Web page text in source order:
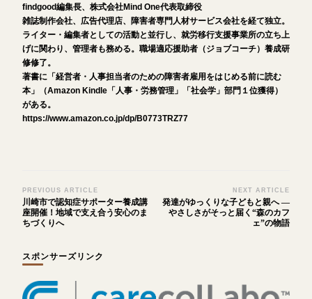
findgood編集長、株式会社Mind One代表取締役
雑誌制作会社、広告代理店、障害者専門人材サービス会社を経て独立。
ライター・編集者としての活動と並行し、就労移行支援事業所の立ち上
げに関わり、管理者も務める。職場適応援助者（ジョブコーチ）養成研
修修了。
著書に「経営者・人事担当者のための障害者雇用をはじめる前に読む
本」（Amazon Kindle「人事・労務管理」「社会学」部門１位獲得）
がある。
https://www.amazon.co.jp/dp/B0773TRZ77
Post
Navigation
PREVIOUS ARTICLE
川崎市で認知症サポーター養成講
座開催！地域で支え合う安心のま
ちづくりへ
NEXT ARTICLE
発達がゆっくりな子どもと親へ ―
やさしさがそっと届く“森のカフ
ェ”の物語
スポンサーズリンク